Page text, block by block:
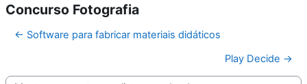
Concurso Fotografia
← Software para fabricar materiais didáticos
Play Decide →